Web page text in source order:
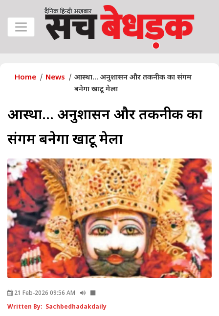
Home News
आस्था... अनुशासन और तकनीक का संगम
बनेगा खाटू मेला
आस्था... अनुशासन और तकनीक का
संगम बनेगा खाटू मेला
21 Feb-2026 09:56 AM
Written By: Sachbedhadakdaily